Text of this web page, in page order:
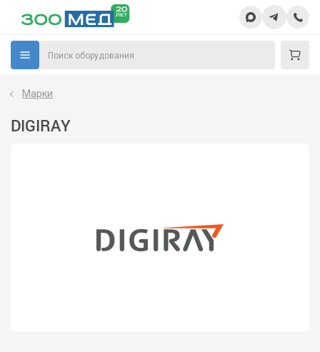
Марки
DIGIRAY